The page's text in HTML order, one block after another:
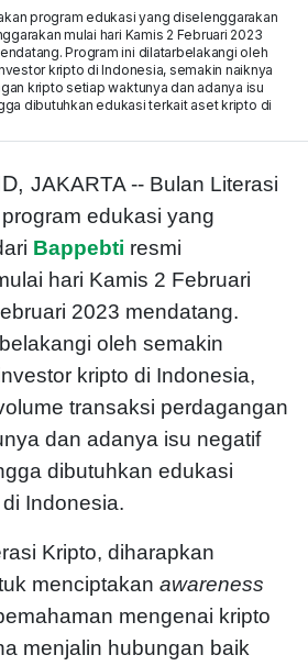
program edukasi yang diselenggarakan
mulai hari Kamis 2 Februari 2023
Program ini dilatarbelakangi oleh
kripto di Indonesia, semakin naiknya
kripto setiap waktunya dan adanya isu
dibutuhkan edukasi terkait aset kripto di
JAKARTA -- Bulan Literasi
edukasi yang
Bappebti resmi
hari Kamis 2 Februari
2023 mendatang.
oleh semakin
kripto di Indonesia,
transaksi perdagangan
dan adanya isu negatif
dibutuhkan edukasi
di Indonesia.
Kripto, diharapkan
menciptakan awareness
mengenai kripto
menjalin hubungan baik